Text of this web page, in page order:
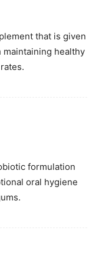
that is given
healthy
formulation
oral hygiene